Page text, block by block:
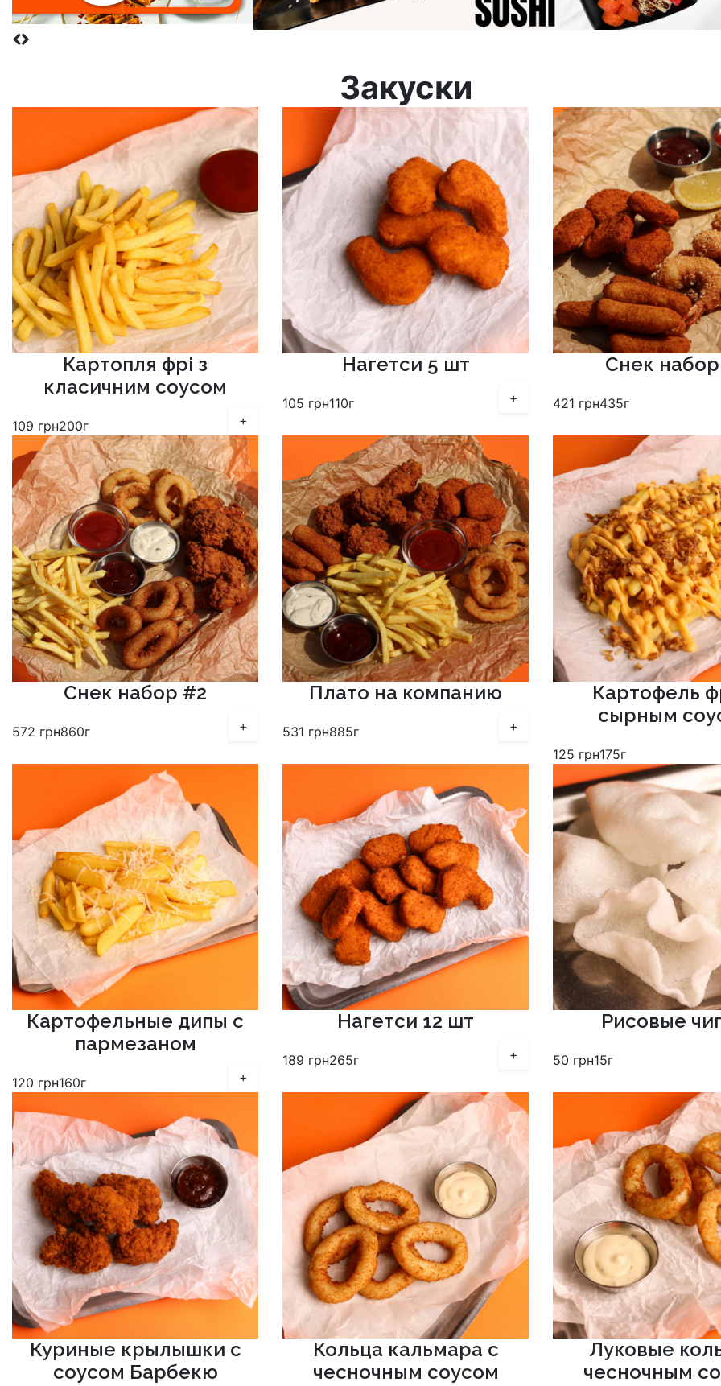
Закуски
Картопля фрі з
класичним соусом
109 грн200г +
Нагетси 5 шт
105 грн110г +
Снек
421 грн435г
Снек набор #2
572 грн860г +
Плато на компанию
531 грн885г +
Картофель
сырным
125 грн175г
Картофельные дипы с
пармезаном
120 грн160г +
Нагетси 12 шт
189 грн265г +
Рисовые
50 грн15г
Куриные крылышки с
соусом Барбекю
Кольца кальмара с
чесночным соусом
Луковые
чесночным